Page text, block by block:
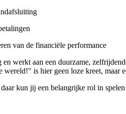
van de financiële performance
werkt aan een duurzame,
is hier geen loze kreet, maar
kun jij een belangrijke rol in